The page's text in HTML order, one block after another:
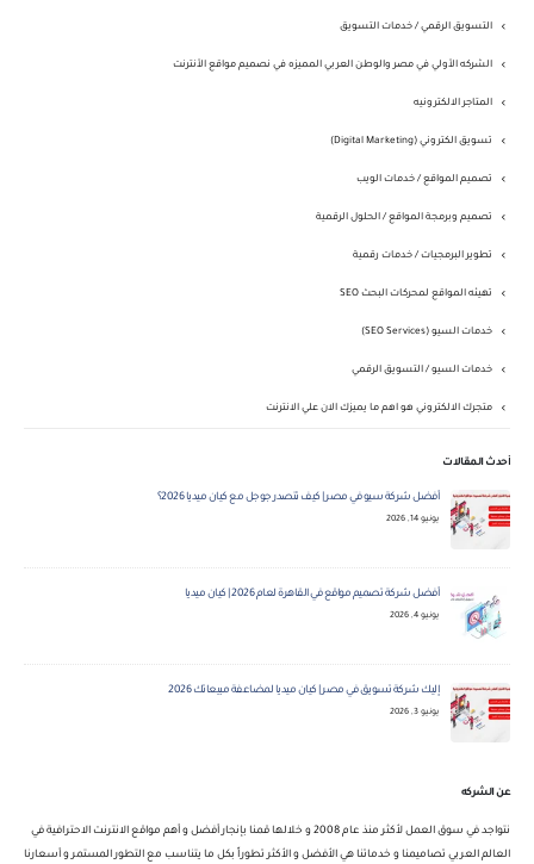
التسويق الرقمي / خدمات التسويق
الشركه الأولي في مصر والوطن العربي المميزه في نصميم مواقع الأنترنت
المتاجر الالكترونيه
تسويق الكتروني (Digital Marketing)
تصميم المواقع / خدمات الويب
تصميم وبرمجة المواقع / الحلول الرقمية
تطوير البرمجيات / خدمات رقمية
تهيئه المواقع لمحركات البحث SEO
خدمات السيو (SEO Services)
خدمات السيو / التسويق الرقمي
متجرك الالكتروني هو اهم ما يميزك الان علي الانترنت
أحدث المقالات
أفضل شركة سيو في مصر | كيف تتصدر جوجل مع كيان ميديا 2026؟
يونيو 14, 2026
أفضل شركة تصميم مواقع في القاهرة لعام 2026 | كيان ميديا
يونيو 4, 2026
إليك شركة تسويق في مصر | كيان ميديا لمضاعفة مبيعاتك 2026
يونيو 3, 2026
عن الشركه
نتواجد في سوق العمل لأكثر منذ عام 2008 و خلالها قمنا بإنجار أفضل و أهم مواقع الانترنت الاحترافية في
العالم العربي تصاميمنا و خدماتنا هي الأفضل و الأكثر تطوراً بكل ما يتناسب مع التطور المستمر و أسعارنا